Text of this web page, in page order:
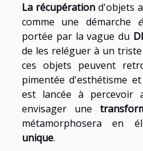
La récupération d'objets
comme une démarche
portée par la vague du
de les reléguer à un
ces objets peuvent
pimentée d'esthétisme
est lancée à percevoir
envisager une
métamorphosera en
unique.